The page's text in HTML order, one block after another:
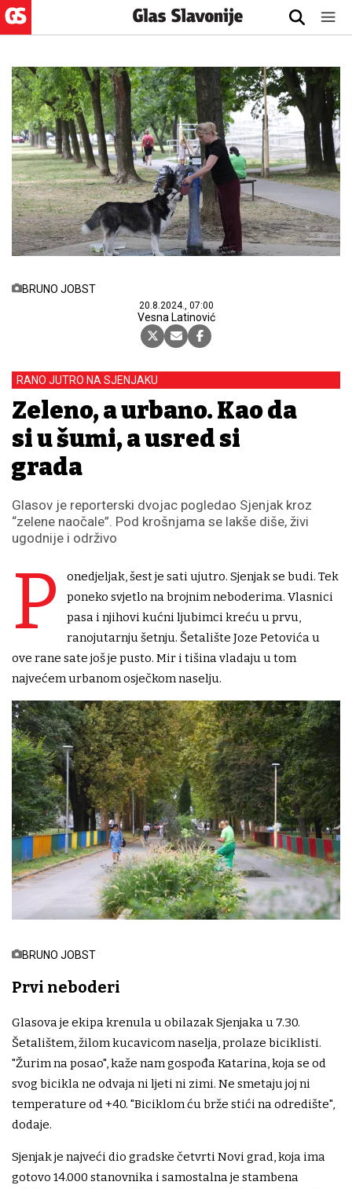
BRUNO JOBST
20.8.2024., 07:00
Vesna Latinović
RANO JUTRO NA SJENJAKU
Zeleno, a urbano. Kao da
si u šumi, a usred si
grada
Glasov je reporterski dvojac pogledao Sjenjak kroz
“zelene naočale”. Pod krošnjama se lakše diše, živi
ugodnije i održivo
P
onedjeljak, šest je sati ujutro. Sjenjak se budi. Tek
poneko svjetlo na brojnim neboderima. Vlasnici
pasa i njihovi kućni ljubimci kreću u prvu,
ranojutarnju šetnju. Šetalište Joze Petovića u
ove rane sate još je pusto. Mir i tišina vladaju u tom
najvećem urbanom osječkom naselju.
BRUNO JOBST
Prvi neboderi
Glasova je ekipa krenula u obilazak Sjenjaka u 7.30.
Šetalištem, žilom kucavicom naselja, prolaze biciklisti.
"Žurim na posao", kaže nam gospođa Katarina, koja se od
svog bicikla ne odvaja ni ljeti ni zimi. Ne smetaju joj ni
temperature od +40. "Biciklom ću brže stići na odredište",
dodaje.
Sjenjak je najveći dio gradske četvrti Novi grad, koja ima
gotovo 14.000 stanovnika i samostalna je stambena